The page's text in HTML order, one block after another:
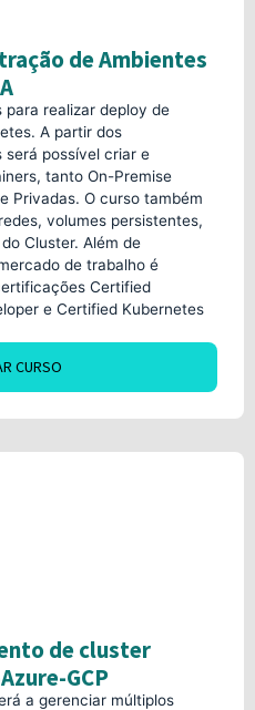
de Ambientes
para realizar deploy de
A partir dos
será possível criar e
tanto On-Premise
Privadas. O curso também
volumes persistentes,
Cluster. Além de
de trabalho é
Certified
e Certified Kubernetes
CURSO
de cluster
GCP
a gerenciar múltiplos